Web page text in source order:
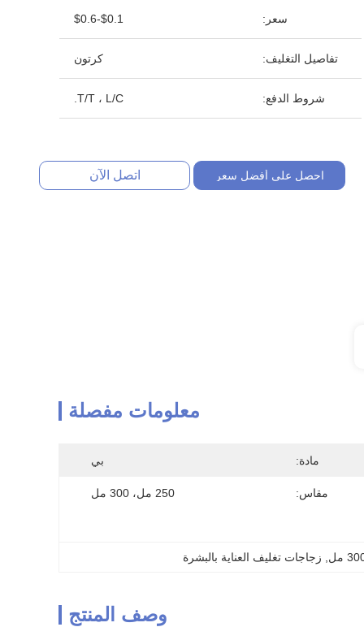
سعر: $0.1-$0.6
تفاصيل التغليف: كرتون
شروط الدفع: T/T ، L/C.
احصل على أفضل سعر اتصل الآن
معلومات مفصلة
مادة: بي
مقاس: 250 مل، 300 مل
زجاجات تغليف العناية بالبشرة
وصف المنتج